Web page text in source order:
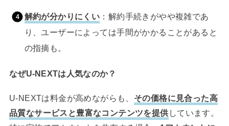
解約が分かりにくい ：解約手続きがやや複雑であ
り、ユーザーによっては手間がかかることがあると
の指摘も。
なぜU-NEXTは人気なのか？
U-NEXTは料金が高めながらも、 その価格に見合った高
品質なサービスと豊富なコンテンツを提供 しています。